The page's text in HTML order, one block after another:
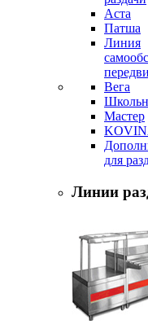
Аста
Патша
Линия
Вега
Мастер
для
Линии